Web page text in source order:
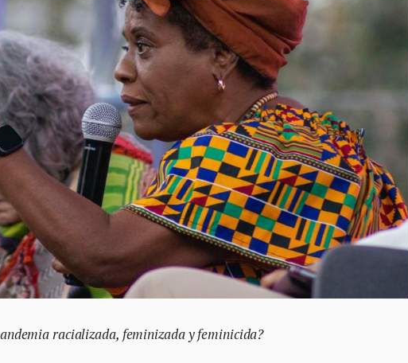
racializada, feminizada y feminicida?